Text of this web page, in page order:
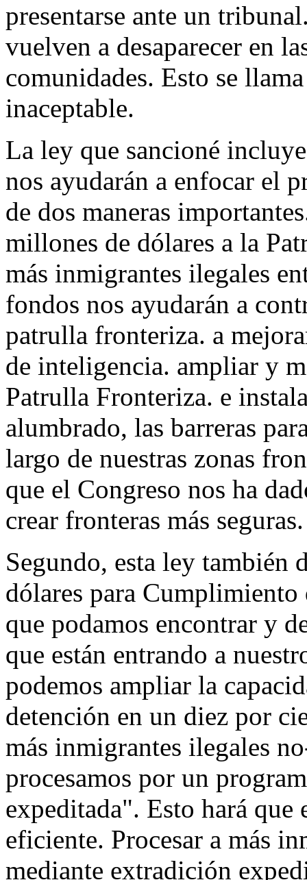
presentarse ante un
vuelven a desaparecer en
comunidades. Esto se
inaceptable.
La ley que sancioné
nos ayudarán a enfocar el
de dos maneras
millones de dólares a la
más inmigrantes ilegales
fondos nos ayudarán a
patrulla fronteriza. a
de inteligencia. ampliar y
Patrulla Fronteriza. e
alumbrado, las barreras
largo de nuestras zonas
que el Congreso nos ha
crear fronteras más seguras.
Segundo, esta ley también
dólares para
que podamos encontrar y
que están entrando a
podemos ampliar la
detención en un diez por
más inmigrantes ilegales
procesamos por un
expeditada". Esto hará que
eficiente. Procesar a más
mediante extradición